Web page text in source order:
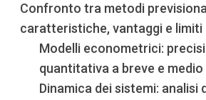
Confronto tra metodi
caratteristiche, vantaggi e limiti
Modelli econometrici:
quantitativa a breve e
Dinamica dei sistemi: analisi